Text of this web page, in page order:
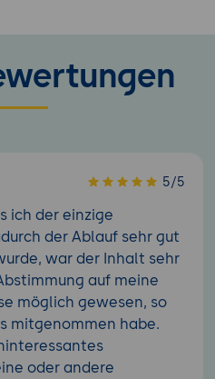
5/5
ich der einzige
der Ablauf sehr gut
war der Inhalt sehr
auf meine
möglich gewesen, so
mitgenommen habe.
oder andere